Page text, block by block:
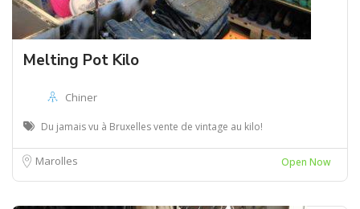
Melting Pot Kilo
Chiner
Du jamais vu à Bruxelles vente de vintage au kilo!
Marolles Open Now